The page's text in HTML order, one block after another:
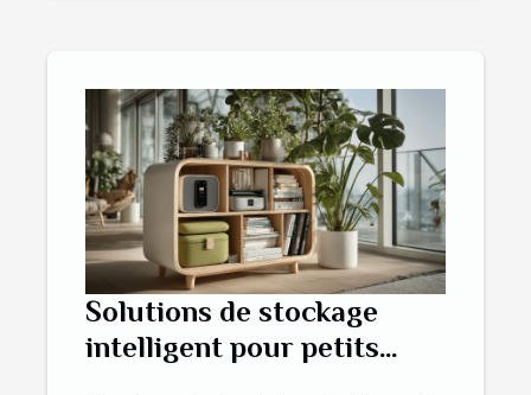
Solutions de stockage
intelligent pour petits